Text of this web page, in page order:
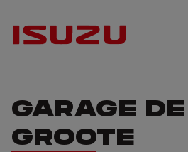
GARAGE DE
GROOTE